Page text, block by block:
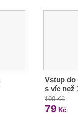
Vstup do
s víc než
100 Kč
79 Kč